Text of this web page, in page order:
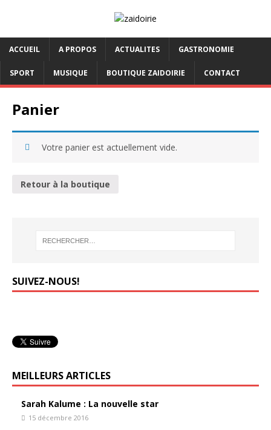
ACCUEIL A PROPOS ACTUALITES GASTRONOMIE
SPORT MUSIQUE BOUTIQUE ZAIDOIRIE CONTACT
Panier
Votre panier est actuellement vide.
Retour à la boutique
SUIVEZ-NOUS!
MEILLEURS ARTICLES
Sarah Kalume : La nouvelle star
15 décembre 2016